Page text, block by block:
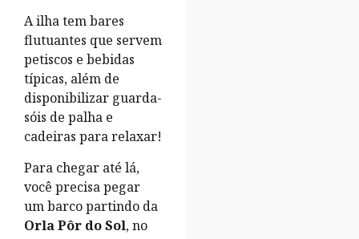
A ilha tem bares
flutuantes que servem
petiscos e bebidas
típicas, além de
disponibilizar guarda-
sóis de palha e
cadeiras para relaxar!
Para chegar até lá,
você precisa pegar
um barco partindo da
Orla Pôr do Sol, no